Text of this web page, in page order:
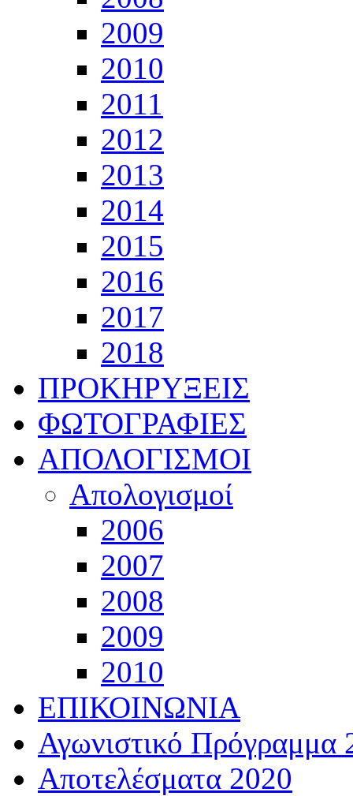
2009
2010
2011
2012
2013
2014
2015
2016
2017
2018
ΠΡΟΚΗΡΥΞΕΙΣ
ΦΩΤΟΓΡΑΦΙΕΣ
ΑΠΟΛΟΓΙΣΜΟΙ
Απολογισμοί
2006
2007
2008
2009
2010
ΕΠΙΚΟΙΝΩΝΙΑ
Αγωνιστικό Πρόγραμμα
Αποτελέσματα 2020